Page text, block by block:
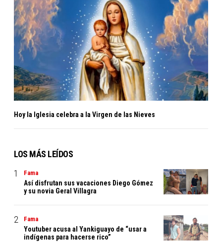
Hoy la Iglesia celebra a la Virgen de las Nieves
LOS MÁS LEÍDOS
Fama
Así disfrutan sus vacaciones Diego Gómez
y su novia Geral Villagra
Fama
Youtuber acusa al Yankiguayo de “usar a
indígenas para hacerse rico”